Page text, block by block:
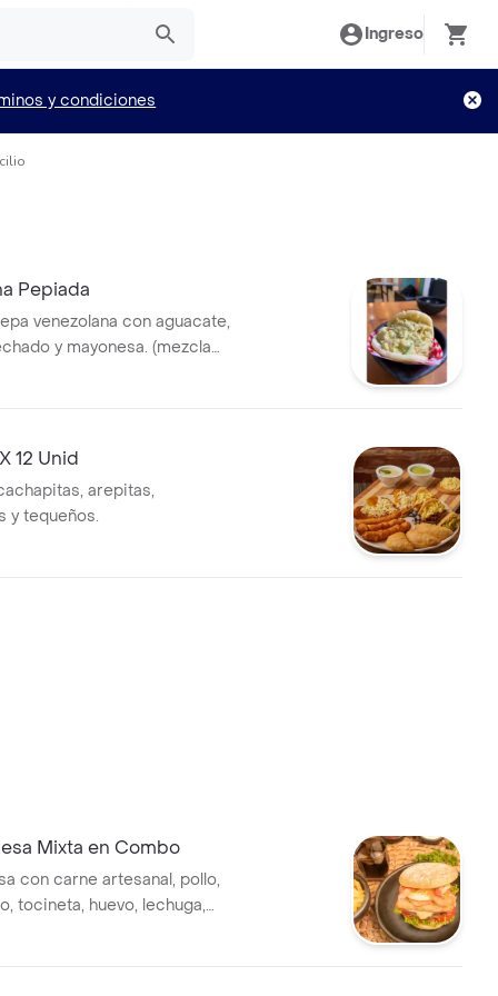
Ingreso
y condiciones
Pepiada
venezolana con aguacate,
y mayonesa. (mezcla
12 Unid
arepitas,
y tequeños.
Mixta en Combo
con carne artesanal, pollo,
huevo, lechuga,
de la casa y ripio en pan